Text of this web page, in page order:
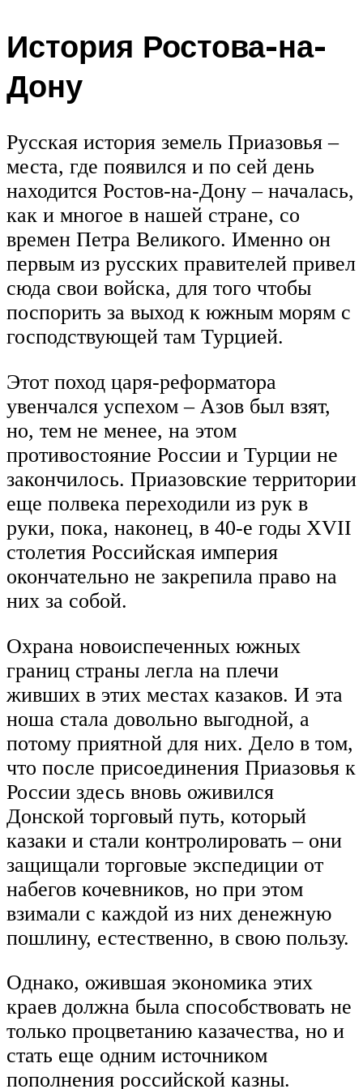
История Ростова-на-
Дону
Русская история земель Приазовья –
места, где появился и по сей день
находится Ростов-на-Дону – началась,
как и многое в нашей стране, со
времен Петра Великого. Именно он
первым из русских правителей привел
сюда свои войска, для того чтобы
поспорить за выход к южным морям с
господствующей там Турцией.
Этот поход царя-реформатора
увенчался успехом – Азов был взят,
но, тем не менее, на этом
противостояние России и Турции не
закончилось. Приазовские территории
еще полвека переходили из рук в
руки, пока, наконец, в 40-е годы XVII
столетия Российская империя
окончательно не закрепила право на
них за собой.
Охрана новоиспеченных южных
границ страны легла на плечи
живших в этих местах казаков. И эта
ноша стала довольно выгодной, а
потому приятной для них. Дело в том,
что после присоединения Приазовья к
России здесь вновь оживился
Донской торговый путь, который
казаки и стали контролировать – они
защищали торговые экспедиции от
набегов кочевников, но при этом
взимали с каждой из них денежную
пошлину, естественно, в свою пользу.
Однако, ожившая экономика этих
краев должна была способствовать не
только процветанию казачества, но и
стать еще одним источником
пополнения российской казны.